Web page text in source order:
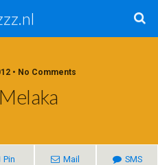
• No Comments
Pin Mail SMS